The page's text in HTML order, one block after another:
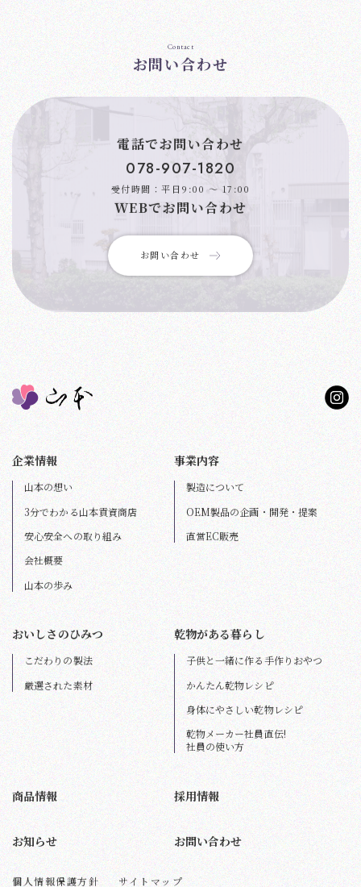
Contact
お問い合わせ
電話でお問い合わせ
078-907-1820
受付時間：平日9:00 〜 17:00
WEBでお問い合わせ
お問い合わせ
企業情報
山本の想い
3分でわかる山本貢資商店
安心安全への取り組み
会社概要
山本の歩み
事業内容
製造について
OEM製品の企画・開発・提案
直営EC販売
おいしさのひみつ
こだわりの製法
厳選された素材
乾物がある暮らし
子供と一緒に作る手作りおやつ
かんたん乾物レシピ
身体にやさしい乾物レシピ
乾物メーカー社員直伝!
社員の使い方
商品情報 採用情報
お知らせ お問い合わせ
個人情報保護方針 サイトマップ